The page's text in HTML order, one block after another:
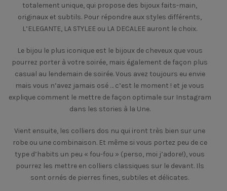
totalement unique, qui propose des bijoux faits-main,
originaux et subtils. Pour répondre aux styles différents,
L’ELEGANTE, LA STYLEE ou LA DECALEE auront le choix.
Le bijou le plus iconique est le bijoux de cheveux que vous
pourrez porter à votre soirée, mais également de façon plus
casual au lendemain de soirée. Vous avez toujours eu envie
mais vous n’avez jamais osé … c’est le moment ! et je vous
explique comment le mettre de façon optimale sur Instagram
dans les stories à la Une.
Vient ensuite, les colliers dos nu qui iront très bien sur une
robe ou une combinaison. Et même si vous portez peu de ce
type d’habits un peu « fou-fou » (perso, moi j’adore!), vous
pourrez les mettre en colliers classiques sur le devant. Ils
sont ornés de pierres fines, subtiles et délicates.